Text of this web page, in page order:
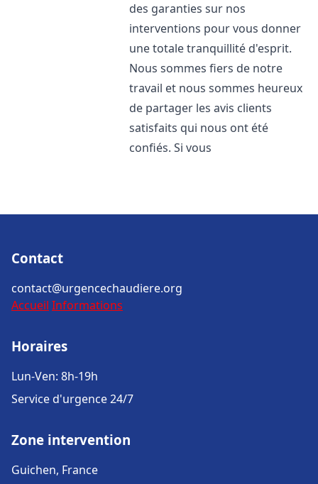
des garanties sur nos
interventions pour vous donner
une totale tranquillité d'esprit.
Nous sommes fiers de notre
travail et nous sommes heureux
de partager les avis clients
satisfaits qui nous ont été
confiés. Si vous
Contact
contact@urgencechaudiere.org
Accueil Informations
Horaires
Lun-Ven: 8h-19h
Service d'urgence 24/7
Zone intervention
Guichen, France